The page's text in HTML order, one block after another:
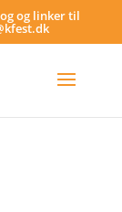
og linker til